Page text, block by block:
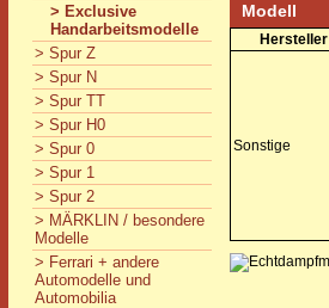
> Exclusive
Handarbeitsmodelle
> Spur Z
> Spur N
> Spur TT
> Spur H0
> Spur 0
> Spur 1
> Spur 2
> MÄRKLIN / besondere
Modelle
> Ferrari + andere
Automodelle und
Automobilia
Modell
Hersteller
Sonstige